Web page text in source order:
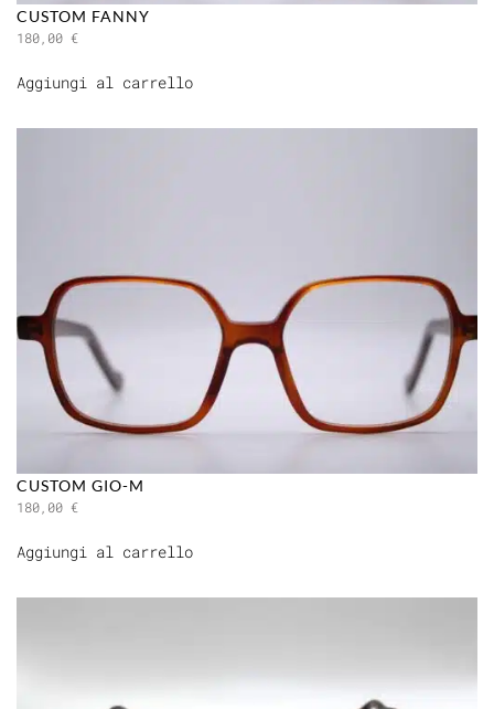
CUSTOM FANNY
180,00 €
Aggiungi al carrello
CUSTOM GIO-M
180,00 €
Aggiungi al carrello